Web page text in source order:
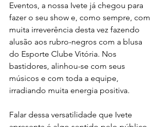
Eventos, a nossa Ivete já chegou para
fazer o seu show e, como sempre, com
muita irreverência desta vez fazendo
alusão aos rubro-negros com a blusa
do Esporte Clube Vitória. Nos
bastidores, alinhou-se com seus
músicos e com toda a equipe,
irradiando muita energia positiva.
Falar dessa versatilidade que Ivete